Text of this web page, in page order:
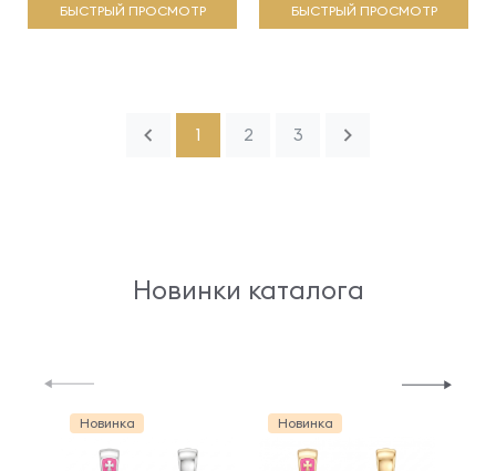
БЫСТРЫЙ ПРОСМОТР БЫСТРЫЙ ПРОСМОТР
1 2 3
Новинки каталога
Новинка Новинка